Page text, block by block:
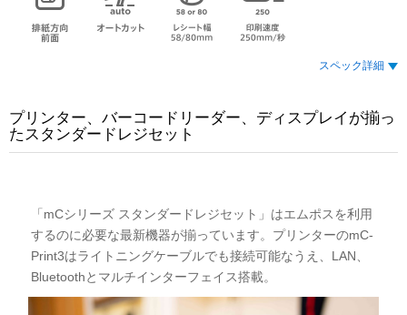
スペック詳細
プリンター、バーコードリーダー、ディスプレイが揃っ
たスタンダードレジセット
「mCシリーズ スタンダードレジセット」はエムポスを利用
するのに必要な最新機器が揃っています。プリンターのmC-
Print3はライトニングケーブルでも接続可能なうえ、LAN、
Bluetoothとマルチインターフェイス搭載。